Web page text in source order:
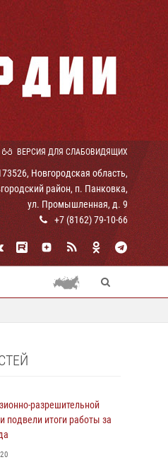
ВЕРСИЯ ДЛЯ СЛАБОВИДЯЩИХ
Новгородская область,
район, п. Панковка,
ул. Промышленная, д. 9
+7 (8162) 79-10-66
разрешительной
подвели итоги работы за